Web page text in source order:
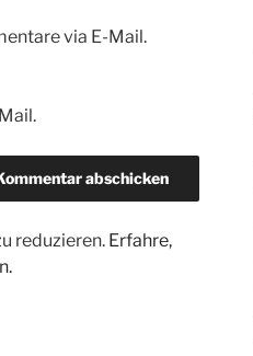
via E-Mail.
reduzieren. Erfahre,